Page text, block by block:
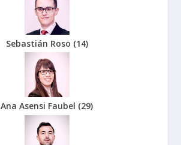
Sebastián Roso (14)
Ana Asensi Faubel (29)